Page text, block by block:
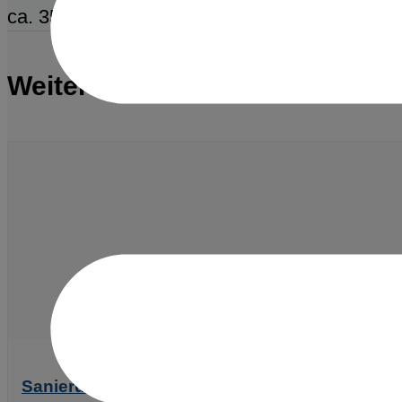
ca. 35 Mio € (Gesamtkosten) Außenanlagen
Weitere Referenzen
Sanierung des Schulzentrums an der